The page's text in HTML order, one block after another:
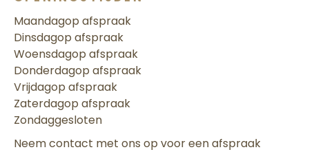
Maandagop afspraak
Dinsdagop afspraak
Woensdagop afspraak
Donderdagop afspraak
Vrijdagop afspraak
Zaterdagop afspraak
Zondaggesloten
Neem contact met ons op voor een afspraak